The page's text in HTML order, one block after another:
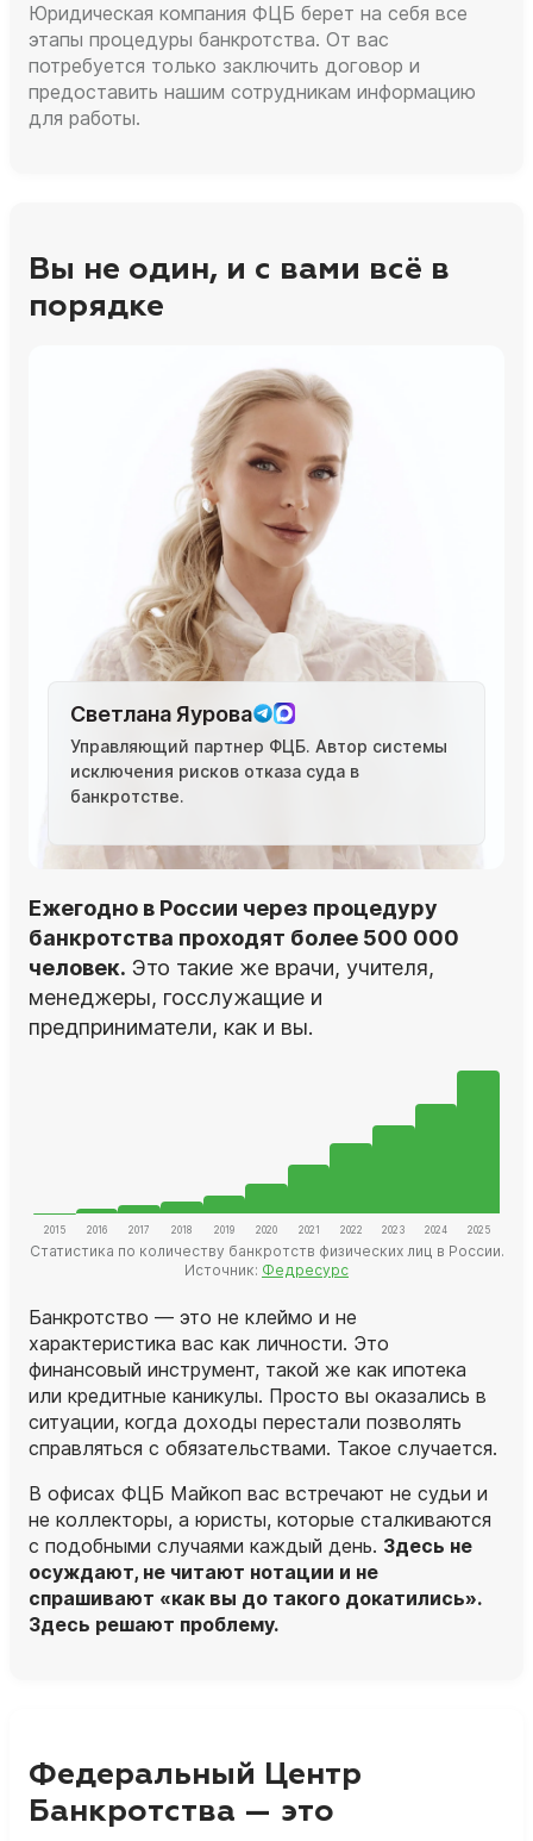
Юридическая компания ФЦБ берет на себя все
этапы процедуры банкротства. От вас
потребуется только заключить договор и
предоставить нашим сотрудникам информацию
для работы.
Вы не один, и с вами всё в
порядке
Светлана Яурова
Управляющий партнер ФЦБ. Автор системы
исключения рисков отказа суда в
банкротстве.
Ежегодно в России через процедуру
банкротства проходят более 500 000
человек. Это такие же врачи, учителя,
менеджеры, госслужащие и
предприниматели, как и вы.
Статистика по количеству банкротств физических лиц в России.
Источник: Федресурс
Банкротство — это не клеймо и не
характеристика вас как личности. Это
финансовый инструмент, такой же как ипотека
или кредитные каникулы. Просто вы оказались в
ситуации, когда доходы перестали позволять
справляться с обязательствами. Такое случается.
В офисах ФЦБ Майкоп вас встречают не судьи и
не коллекторы, а юристы, которые сталкиваются
с подобными случаями каждый день. Здесь не
осуждают, не читают нотации и не
спрашивают «как вы до такого докатились».
Здесь решают проблему.
Федеральный Центр
Банкротства — это